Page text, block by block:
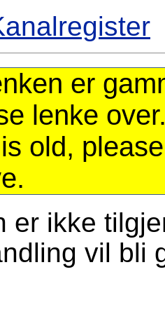
er
lenke
old,
er ikke
vil bli